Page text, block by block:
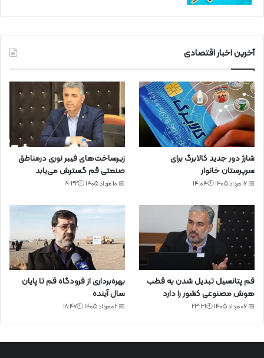
آخرین اخبار اقتصادی
شارژ دور جدید کالابرگ برای
سرپرستان خانوار
📅 16 مرداد 1405 🕙14:04
زیرساخت‌های فیبر نوری درمناطق
صنعتی قم گسترش می‌یابد
📅 10 مرداد 1405 🕙19:32
قم پتانسیل تبدیل شدن به قطب
هوش مصنوعی کشور را دارد
📅 06 مرداد 1405 🕙23:31
بهره‌برداری از فرودگاه قم تا پایان
سال آینده
📅 02 مرداد 1405 🕙18:47